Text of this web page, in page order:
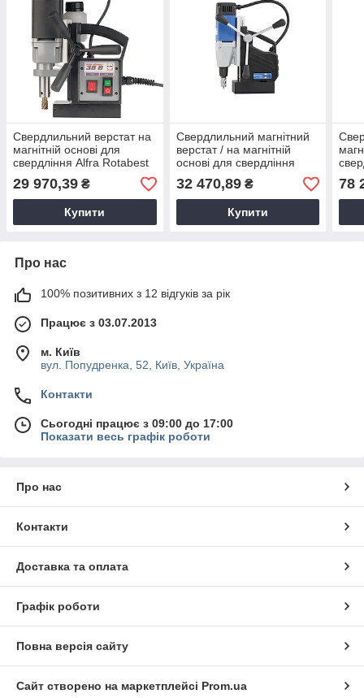
Свердлильний верстат на
магнітній основі для
свердління Alfra Rotabest
RB 35 B
29 970,39 ₴
Купити
Свердлильний магнітний
верстат / на магнітній
основі для свердління
отворів BDS MABasic 200
32 470,89₴
Купити
78
Про нас
100% позитивних з 12 відгуків за рік
Працює з 03.07.2013
м. Київ
вул. Попудренка, 52, Київ, Україна
Контакти
Сьогодні працює з 09:00 до 17:00
Показати весь графік роботи
Про нас
Контакти
Доставка та оплата
Графік роботи
Повна версія сайту
Сайт створено на маркетплейсі Prom.ua